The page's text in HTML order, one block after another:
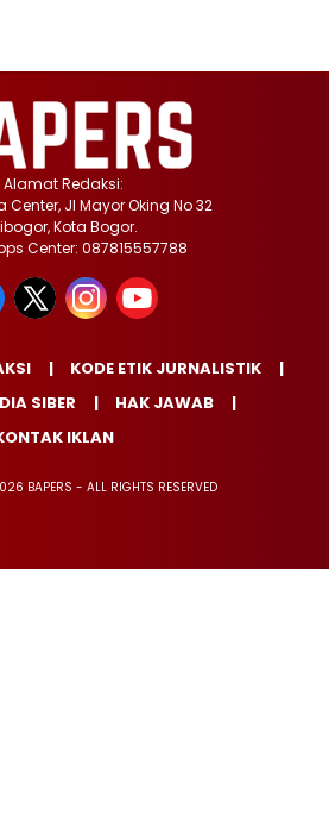
Alamat Redaksi:
Center, Jl Mayor Oking No 32
Kota Bogor.
Center: 087815557788
KODE ETIK JURNALISTIK
SIBER
HAK JAWAB
IKLAN
BAPERS - ALL RIGHTS RESERVED